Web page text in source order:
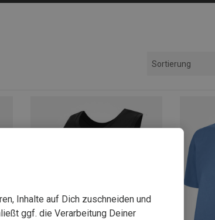
Sortierung
Inhalte auf Dich zuschneiden und
ggf. die Verarbeitung Deiner